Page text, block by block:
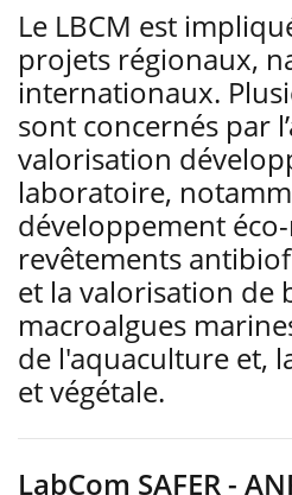
Le LBCM est
projets régionaux,
internationaux.
sont concernés par
valorisation
laboratoire,
développement
revêtements
et la valorisation de
macroalgues
de l'aquaculture et,
et végétale.
LabCom SAFER -